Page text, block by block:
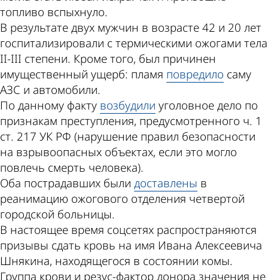
топливо вспыхнуло.
В результате двух мужчин в возрасте 42 и 20 лет
госпитализировали с термическими ожогами тела
II-III степени. Кроме того, был причинен
имущественный ущерб: пламя повредило саму
АЗС и автомобили.
По данному факту возбудили уголовное дело по
признакам преступления, предусмотренного ч. 1
ст. 217 УК РФ (нарушение правил безопасности
на взрывоопасных объектах, если это могло
повлечь смерть человека).
Оба пострадавших были доставлены в
реанимацию ожогового отделения четвертой
городской больницы.
В настоящее время соцсетях распространяются
призывы сдать кровь на имя Ивана Алексеевича
Шнякина, находящегося в состоянии комы.
Группа крови и резус-фактор донора значения не